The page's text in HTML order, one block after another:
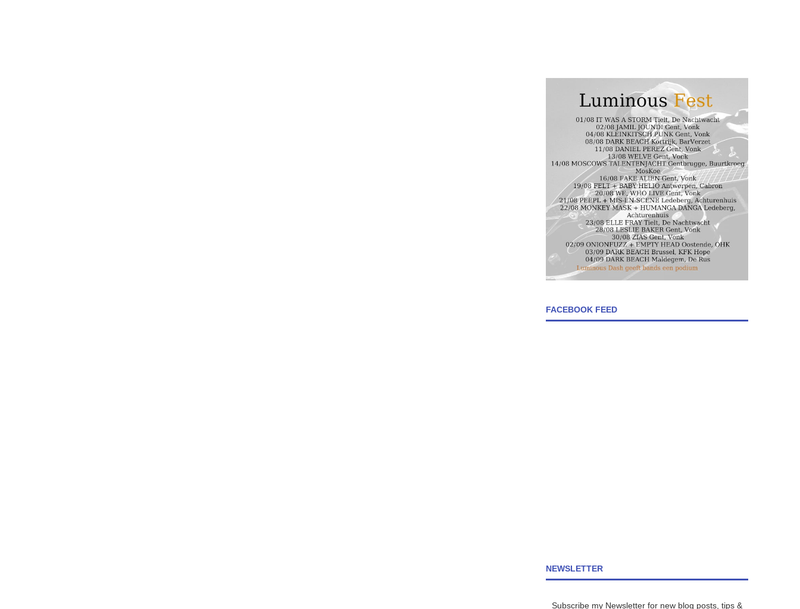
FACEBOOK FEED
NEWSLETTER
Subscribe my Newsletter for new blog posts, tips &